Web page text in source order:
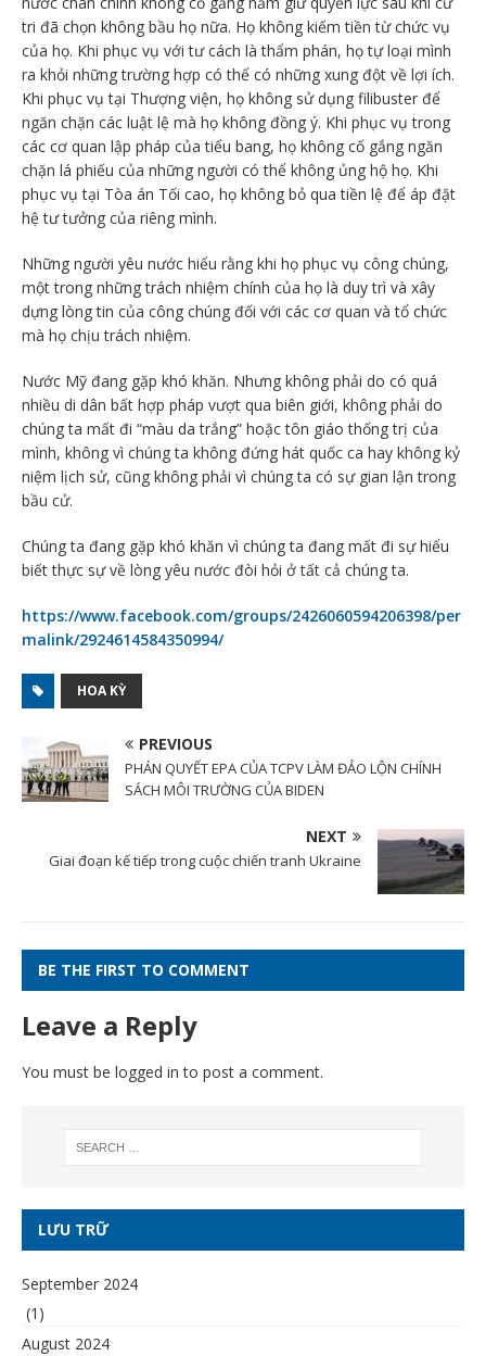
tri đã chọn không bầu họ nữa. Họ không kiếm tiền từ chức vụ
của họ. Khi phục vụ với tư cách là thẩm phán, họ tự loại mình
ra khỏi những trường hợp có thể có những xung đột về lợi ích.
Khi phục vụ tại Thượng viện, họ không sử dụng filibuster để
ngăn chặn các luật lệ mà họ không đồng ý. Khi phục vụ trong
các cơ quan lập pháp của tiểu bang, họ không cố gắng ngăn
chặn lá phiếu của những người có thể không ủng hộ họ. Khi
phục vụ tại Tòa án Tối cao, họ không bỏ qua tiền lệ để áp đặt
hệ tư tưởng của riêng mình.
Những người yêu nước hiểu rằng khi họ phục vụ công chúng,
một trong những trách nhiệm chính của họ là duy trì và xây
dựng lòng tin của công chúng đối với các cơ quan và tổ chức
mà họ chịu trách nhiệm.
Nước Mỹ đang gặp khó khăn. Nhưng không phải do có quá
nhiều di dân bất hợp pháp vượt qua biên giới, không phải do
chúng ta mất đi “màu da trắng” hoặc tôn giáo thống trị của
mình, không vì chúng ta không đứng hát quốc ca hay không kỷ
niệm lịch sử, cũng không phải vì chúng ta có sự gian lận trong
bầu cử.
Chúng ta đang gặp khó khăn vì chúng ta đang mất đi sự hiểu
biết thực sự về lòng yêu nước đòi hỏi ở tất cả chúng ta.
https://www.facebook.com/groups/2426060594206398/per
malink/2924614584350994/
HOA KỲ
PREVIOUS
PHÁN QUYẾT EPA CỦA TCPV LÀM ĐẢO LỘN CHÍNH
SÁCH MÔI TRƯỜNG CỦA BIDEN
NEXT
Giai đoạn kế tiếp trong cuộc chiến tranh Ukraine
BE THE FIRST TO COMMENT
Leave a Reply
You must be logged in to post a comment.
LƯU TRỮ
September 2024
(1)
August 2024